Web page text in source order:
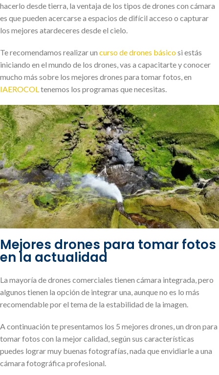
hacerlo desde tierra, la ventaja de los tipos de drones con cámara
es que pueden acercarse a espacios de difícil acceso o capturar
los mejores atardeceres desde el cielo.
Te recomendamos realizar un curso de drones básicosi estás
iniciando en el mundo de los drones, vas a capacitarte y conocer
mucho más sobre los mejores drones para tomar fotos, en
IAEROCOL tenemos los programas que necesitas.
Mejores drones para tomar fotos
en la actualidad
La mayoría de drones comerciales tienen cámara integrada, pero
algunos tienen la opción de integrar una, aunque no es lo más
recomendable por el tema de la estabilidad de la imagen.
A continuación te presentamos los 5 mejores drones, un dron para
tomar fotos con la mejor calidad, según sus características
puedes lograr muy buenas fotografías, nada que envidiarle a una
cámara fotográfica profesional.